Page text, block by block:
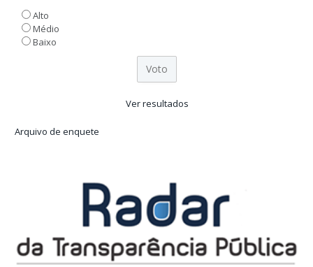
Alto
Médio
Baixo
Ver resultados
Arquivo de enquete